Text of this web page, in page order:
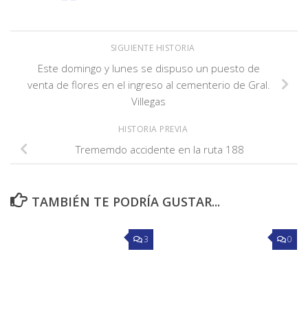
SIGUIENTE HISTORIA
Este domingo y lunes se dispuso un puesto de
venta de flores en el ingreso al cementerio de Gral.
Villegas
HISTORIA PREVIA
Trememdo accidente en la ruta 188
TAMBIÉN TE PODRÍA GUSTAR...
3 0